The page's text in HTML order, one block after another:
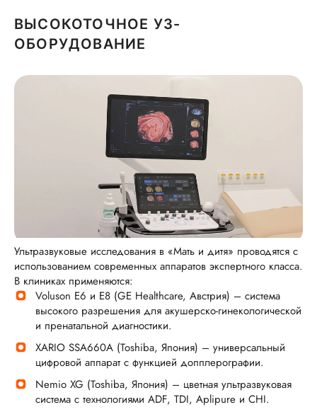
ВЫСОКОТОЧНОЕ УЗ-
ОБОРУДОВАНИЕ
Ультразвуковые исследования в «Мать и дитя» проводятся с
использованием современных аппаратов экспертного класса.
В клиниках применяются:
Voluson E6 и E8 (GE Healthcare, Австрия) – система
высокого разрешения для акушерско-гинекологической
и пренатальной диагностики.
XARIO SSA660A (Toshiba, Япония) – универсальный
цифровой аппарат с функцией допплерографии.
Nemio XG (Toshiba, Япония) – цветная ультразвуковая
система с технологиями ADF, TDI, Aplipure и CHI.